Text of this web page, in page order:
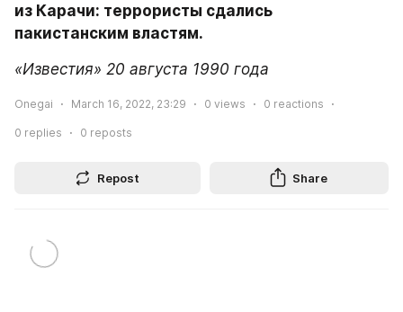
из Карачи: террористы сдались
пакистанским властям.
«Известия» 20 августа 1990 года
Onegai March 16, 2022, 23:29 0 views 0 reactions
0 replies 0 reposts
Repost Share